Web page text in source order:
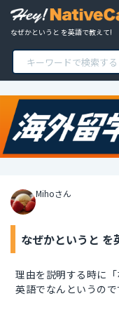
なぜかというと を英語で教えて!
Mihoさん
なぜかというと を
理由を説明する時に
英語でなんというので